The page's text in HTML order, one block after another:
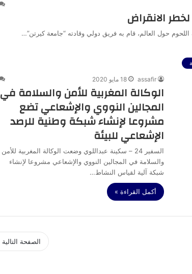
الانقراض
assafir 18 مايو 2020
الوكالة المغربية للأمن والسلامة في
المجالين النووي والإشعاعي تضع
مشروعا لإنشاء شبكة وطنية للرصد
الإشعاعي للبيئة
السفير 24 – سكينة عبداللوي وضعت الوكالة المغربية للأمن
والسلامة في المجالين النووي والإشعاعي مشروعا لإنشاء
شبكة آلية لقياس النشاط…
أكمل القراءة »
الصفحة التالية